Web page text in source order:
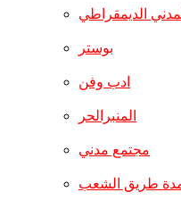
الديمقراطي
بوستر
ادب وفن
المنبرالحر
مجتمع مدني
طريق الشعب